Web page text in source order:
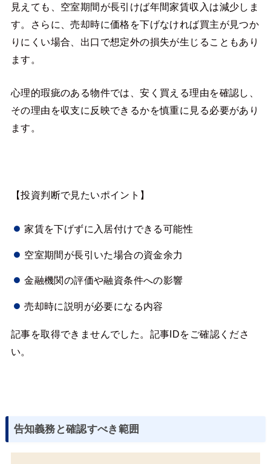
見えても、空室期間が長引けば年間家賃収入は減少しま
す。さらに、売却時に価格を下げなければ買主が見つか
りにくい場合、出口で想定外の損失が生じることもあり
ます。
心理的瑕疵のある物件では、安く買える理由を確認し、
その理由を収支に反映できるかを慎重に見る必要があり
ます。
【投資判断で見たいポイント】
家賃を下げずに入居付けできる可能性
空室期間が長引いた場合の資金余力
金融機関の評価や融資条件への影響
売却時に説明が必要になる内容
記事を取得できませんでした。記事IDをご確認くださ
い。
告知義務と確認すべき範囲